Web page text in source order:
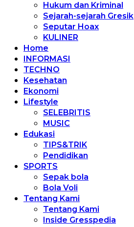
Hukum dan Kriminal
Sejarah-sejarah Gresik
Seputar Hoax
KULINER
Home
INFORMASI
TECHNO
Kesehatan
Ekonomi
Lifestyle
SELEBRITIS
MUSIC
Edukasi
TIPS&TRIK
Pendidikan
SPORTS
Sepak bola
Bola Voli
Tentang Kami
Tentang Kami
Inside Gresspedia